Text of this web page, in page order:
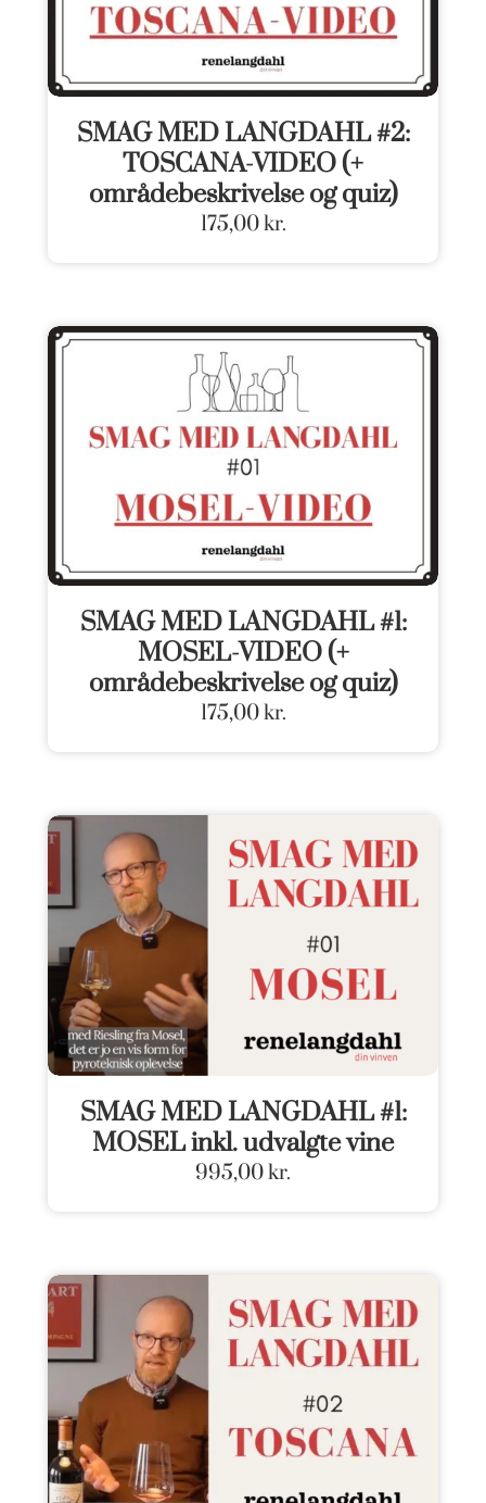
SMAG MED LANGDAHL #2:
TOSCANA-VIDEO (+
områdebeskrivelse og quiz)
175,00kr.
SMAG MED LANGDAHL #1:
MOSEL-VIDEO (+
områdebeskrivelse og quiz)
175,00kr.
SMAG MED LANGDAHL #1:
MOSEL inkl. udvalgte vine
995,00kr.